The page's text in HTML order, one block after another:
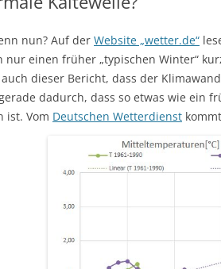
nun? Auf der Website „wetter.de“
nur einen früher „typischen Winter“
dieser Bericht, dass der
dadurch, dass so etwas wie ein
ist. Vom Deutschen Wetterdienst